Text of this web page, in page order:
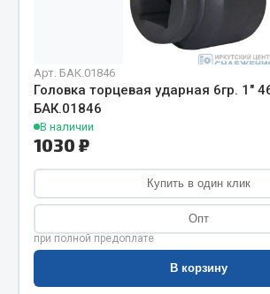
Автомобильный инструмент
Измерительный инструмент
Крепежный инструмент
Режущий инструмент
Силовое оборудование
Слесарный инструмент
Показать ещё
Арт. БАК.01846
Головка торцевая ударная 6гр. 1"
БАК.01846
В наличии
1030 ₽
Купить в один клик
Опт
при полной предоплате
В корзину